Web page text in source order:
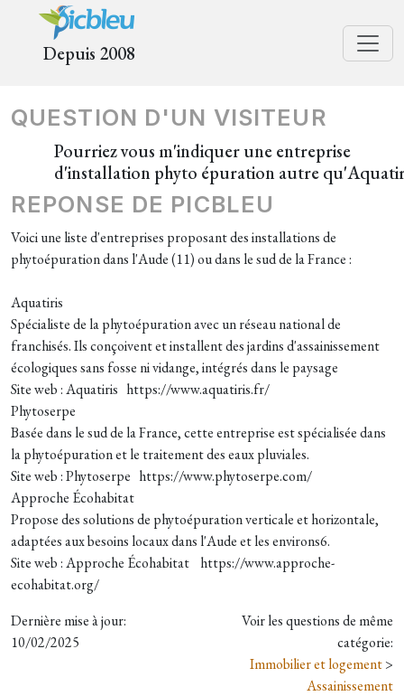
Depuis 2008
QUESTION D'UN VISITEUR
Pourriez vous m'indiquer une entreprise
d'installation phyto épuration autre
REPONSE DE PICBLEU
Voici une liste d'entreprises proposant des installations de
phytoépuration dans l'Aude (11) ou dans le sud de la France :
Aquatiris
Spécialiste de la phytoépuration avec un réseau national de
franchisés. Ils conçoivent et installent des jardins d'assainissement
écologiques sans fosse ni vidange, intégrés dans le paysage
Site web : Aquatiris https://www.aquatiris.fr/
Phytoserpe
Basée dans le sud de la France, cette entreprise est spécialisée dans
la phytoépuration et le traitement des eaux pluviales.
Site web : Phytoserpe https://www.phytoserpe.com/
Approche Écohabitat
Propose des solutions de phytoépuration verticale et horizontale,
adaptées aux besoins locaux dans l'Aude et les environs6.
Site web : Approche Écohabitat https://www.approche-
ecohabitat.org/
Dernière mise à jour:
10/02/2025
Voir les questions de même
catégorie:
Immobilier et logement>
Assainissement